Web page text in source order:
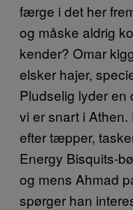
færge i det her
og måske aldrig
kender? Omar
elsker hajer,
Pludselig lyder en
vi er snart i
efter tæpper,
Energy Bisquits-
og mens Ahmad
spørger han